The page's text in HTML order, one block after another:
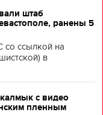
штаб
ранены 5
со ссылкой на
в
с видео
пленным